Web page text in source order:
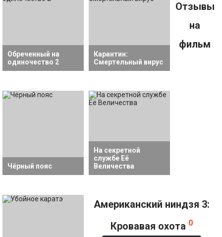
Обреченный на
одиночество 2
Карантин:
Смертельный вирус
Чёрный пояс
На секретной
службе Её
Величества
Отзывы
на
фильм
Американский ниндзя 3:
Кровавая охота 0